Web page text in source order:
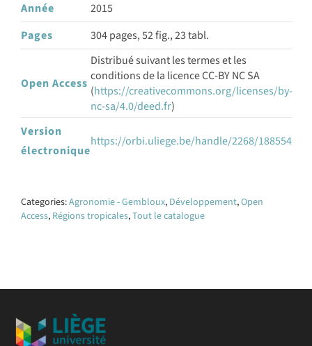
Année
2015
Pages
304 pages, 52 fig., 23 tabl.
Open Access
Distribué suivant les termes et les
conditions de la licence CC-BY NC SA
(https://creativecommons.org/licenses/by-
nc-sa/4.0/deed.fr)
Version
électronique
https://orbi.uliege.be/handle/2268/188554
Categories:Agronomie - Gembloux, Développement,Open
Access, Régions tropicales,Tout le catalogue